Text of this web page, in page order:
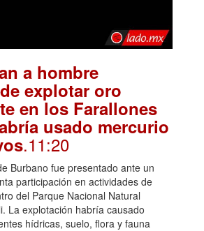
a hombre
explotar oro
en los Farallones
usado mercurio
.11:20
Burbano fue presentado ante un
participación en actividades de
del Parque Nacional Natural
La explotación habría causado
hídricas, suelo, flora y fauna